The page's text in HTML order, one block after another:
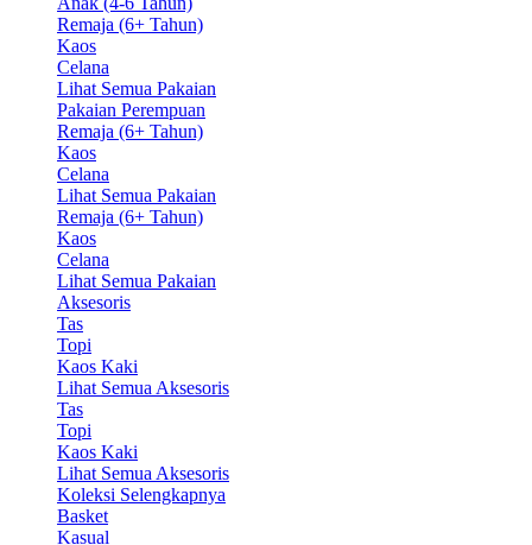
Remaja (6+ Tahun)
Kaos
Celana
Lihat Semua Pakaian
Pakaian Perempuan
Remaja (6+ Tahun)
Kaos
Celana
Lihat Semua Pakaian
Remaja (6+ Tahun)
Kaos
Celana
Lihat Semua Pakaian
Aksesoris
Tas
Topi
Kaos Kaki
Lihat Semua Aksesoris
Tas
Topi
Kaos Kaki
Lihat Semua Aksesoris
Koleksi Selengkapnya
Basket
Kasual